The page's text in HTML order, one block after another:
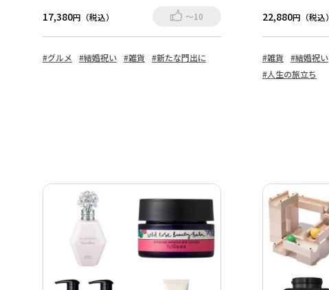
17,380円（税込） ～10
#グルメ #結婚祝い #雑貨 #新たな門出に
22,880円（税込）
#雑貨 #結婚祝い
#人生の旅立ち